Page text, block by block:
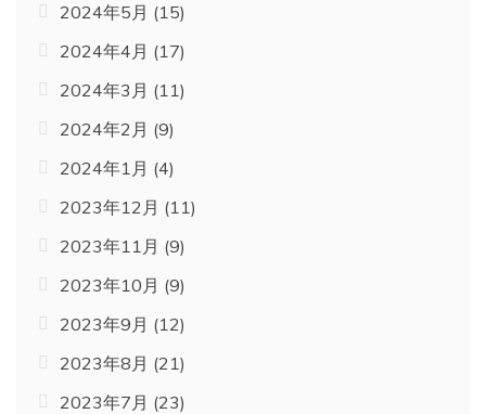
2024年5月 (15)
2024年4月 (17)
2024年3月 (11)
2024年2月 (9)
2024年1月 (4)
2023年12月 (11)
2023年11月 (9)
2023年10月 (9)
2023年9月 (12)
2023年8月 (21)
2023年7月 (23)